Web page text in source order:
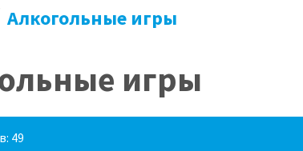
Алкогольные игры
игры
49